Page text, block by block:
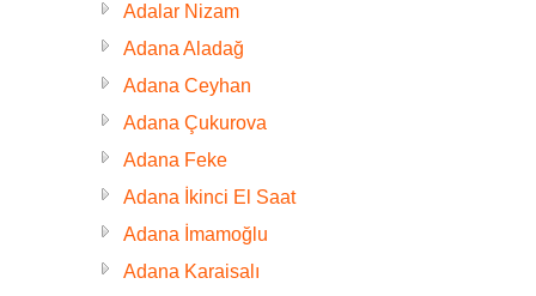
Adalar Nizam
Adana Aladağ
Adana Ceyhan
Adana Çukurova
Adana Feke
Adana İkinci El Saat
Adana İmamoğlu
Adana Karaisalı